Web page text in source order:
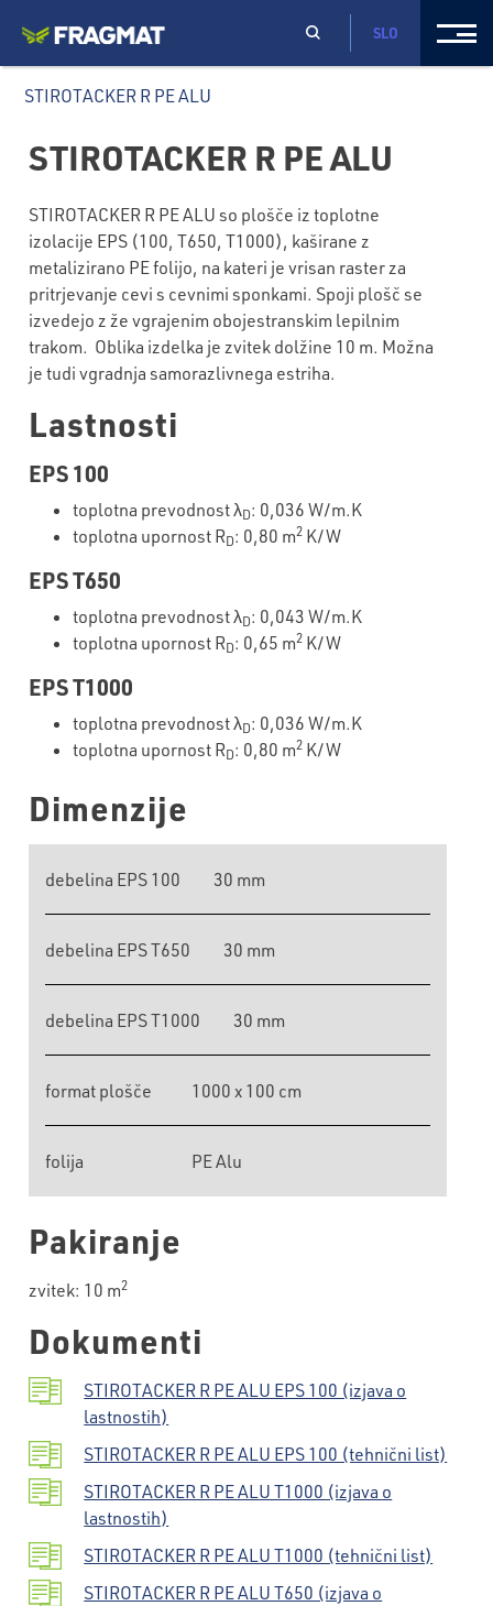
SLO
STIROTACKER R PE ALU
STIROTACKER R PE ALU
STIROTACKER R PE ALU so plošče iz toplotne
izolacije EPS (100, T650, T1000), kaširane z
metalizirano PE folijo, na kateri je vrisan raster za
pritrjevanje cevi s cevnimi sponkami. Spoji plošč se
izvedejo z že vgrajenim obojestranskim lepilnim
trakom. Oblika izdelka je zvitek dolžine 10 m. Možna
je tudi vgradnja samorazlivnega estriha.
Lastnosti
EPS 100
toplotna prevodnost λD: 0,036 W/m.K
toplotna upornost RD: 0,80 m2 K/W
EPS T650
toplotna prevodnost λD: 0,043 W/m.K
toplotna upornost RD: 0,65 m2 K/W
EPS T1000
toplotna prevodnost λD: 0,036 W/m.K
toplotna upornost RD: 0,80 m2 K/W
Dimenzije
debelina EPS 100 30 mm
debelina EPS T650 30 mm
debelina EPS T1000 30 mm
format plošče 1000 x 100 cm
folija PE Alu
Pakiranje
zvitek: 10 m2
Dokumenti
STIROTACKER R PE ALU EPS 100 (izjava o
lastnostih)
STIROTACKER R PE ALU EPS 100 (tehnični list)
STIROTACKER R PE ALU T1000 (izjava o
lastnostih)
STIROTACKER R PE ALU T1000 (tehnični list)
STIROTACKER R PE ALU T650 (izjava o